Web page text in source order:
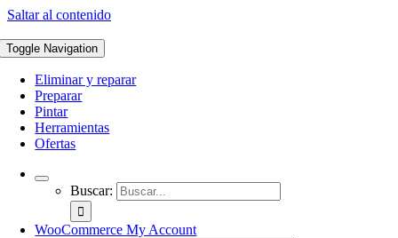
Saltar al contenido
Toggle Navigation
Eliminar y reparar
Preparar
Pintar
Herramientas
Ofertas
Buscar:
WooCommerce My Account